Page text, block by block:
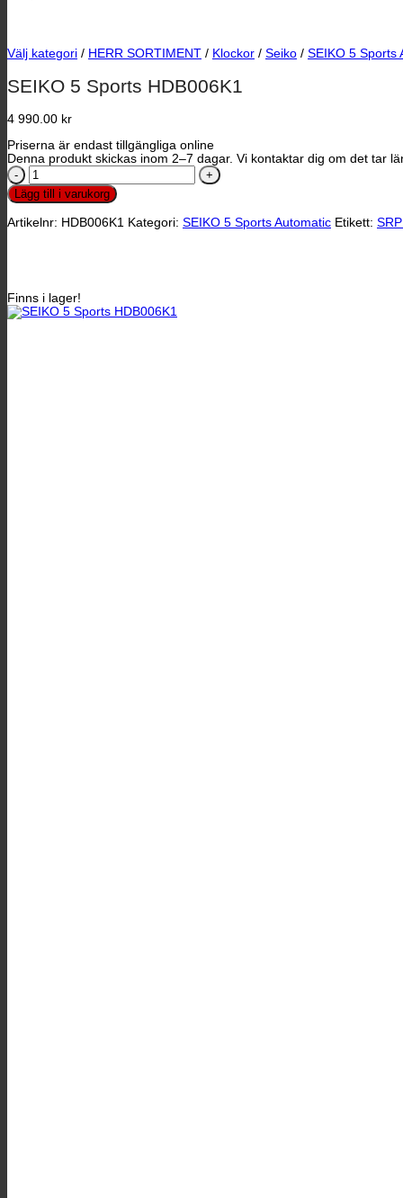
Välj kategori / HERR SORTIMENT / Klockor / Seiko / SEIKO 5 Sports
SEIKO 5 Sports HDB006K1
4 990.00 kr
Priserna är endast tillgängliga online
Denna produkt skickas inom 2–7 dagar. Vi kontaktar dig om det tar
SEIKO
5
Sports
mängd
Lägg till i varukorg
Artikelnr: HDB006K1 Kategori: SEIKO 5 Sports Automatic Etikett:
Finns i lager!